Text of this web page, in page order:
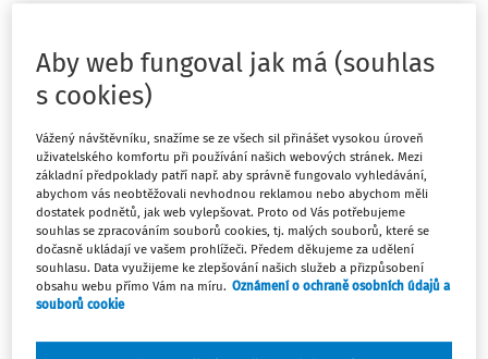
společnost ABC na základě žádosti a při splnění
podmínek nárok na vyplacení finančního příspěvku ve
výši úroků zaplacených od začátku úvěru (2021) do
6/2025. O příspěvek bylo možné žádat postupně i
jednorázově. Žádost musela být podána nejdéle do
6/2026, pak společnost ABC přišla o nárok na výplatu
příspěvku. Společnost ABC zažádala o příspěvek
jednorázově v 10/2025. V 1/2026 přišlo společnosti ABC
potvrzení od NRB o přiznání/výplatě finančního
příspěvku. Příspěvek byl vyplacen v 1/2026. Přiznaný
příspěvek byl nižší než celková výše zaplacených úroků,
jelikož úroky přesahovaly maximální výši příspěvku
Aby web fungoval jak má (souhlas
s cookies)
Vážený návštěvníku, snažíme se ze všech sil přinášet vysokou úroveň
uživatelského komfortu při používání našich webových stránek. Mezi
základní předpoklady patří např. aby správně fungovalo vyhledávání,
abychom vás neobtěžovali nevhodnou reklamou nebo abychom měli
dostatek podnětů, jak web vylepšovat. Proto od Vás potřebujeme
souhlas se zpracováním souborů cookies, tj. malých souborů, které se
dočasně ukládají ve vašem prohlížeči. Předem děkujeme za udělení
souhlasu. Data využijeme ke zlepšování našich služeb a přizpůsobení
obsahu webu přímo Vám na míru. Oznámení o ochraně osobních údajů a
souborů cookie